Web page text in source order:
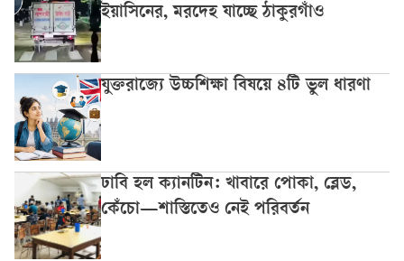
ইয়াসিনের, মরদেহ যাচ্ছে ঠাকুরগাঁও
যুক্তরাজ্যে উচ্চশিক্ষা বিষয়ে ৪টি ভুল ধারণা
ঢাবি হল ক্যানটিন: খাবারে পোকা, ব্লেড,
কেঁচো—শাস্তিতেও নেই পরিবর্তন